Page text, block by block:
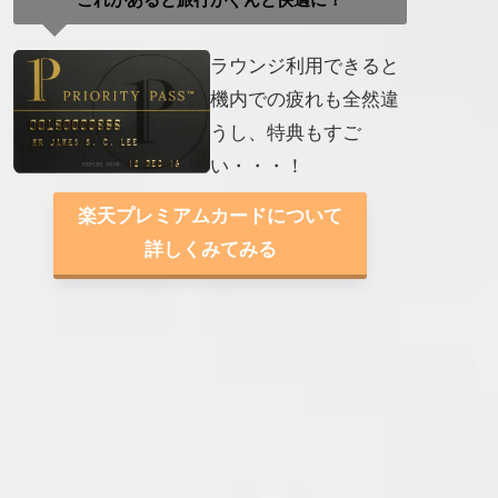
ラウンジ利用できると
機内での疲れも全然違
うし、特典もすご
い・・・！
楽天プレミアムカードについて
詳しくみてみる